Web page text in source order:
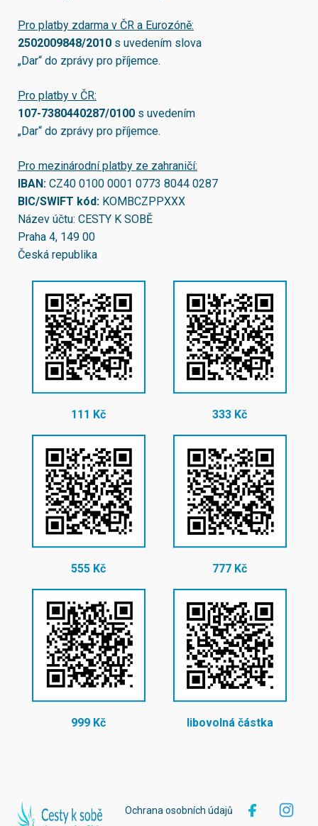
Pro platby zdarma v ČR a Eurozóně:
2502009848/2010 s uvedením slova
„Dar“ do zprávy pro příjemce.
Pro platby v ČR:
107-7380440287/0100 s uvedením
„Dar“ do zprávy pro příjemce.
Pro mezinárodní platby ze zahraničí:
IBAN: CZ40 0100 0001 0773 8044 0287
BIC/SWIFT kód: KOMBCZPPXXX
Název účtu: CESTY K SOBĚ
Praha 4, 149 00
Česká republika
111 Kč 333 Kč
555 Kč 777 Kč
999 Kč libovolná částka
Ochrana osobních údajů